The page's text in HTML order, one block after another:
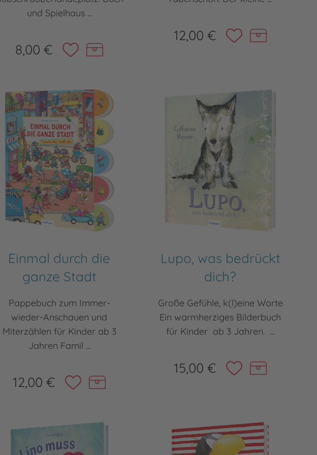
und Spielhaus ...
8,00 €
12,00 €
Einmal durch die
ganze Stadt
Pappebuch zum Immer-
wieder-Anschauen und
Miterzählen für Kinder ab 3
Jahren Famil ...
12,00 €
Lupo, was bedrückt
dich?
Große Gefühle, k(l)eine Worte
Ein warmherziges Bilderbuch
für Kinder ab 3 Jahren. ...
15,00 €